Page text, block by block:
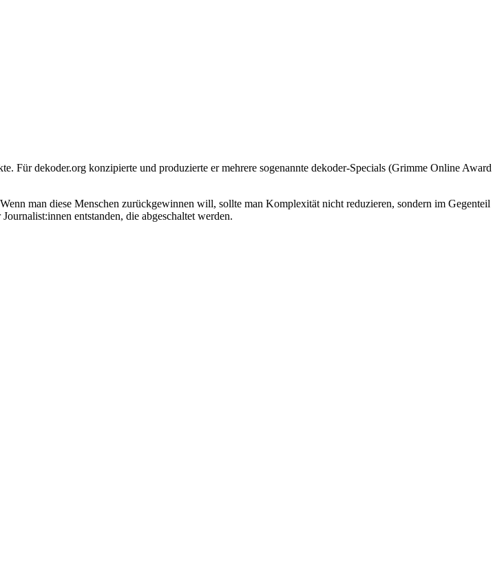
Für dekoder.org konzipierte und produzierte er mehrere sogenannte dekoder-Specials (Grimme Online Award
man diese Menschen zurückgewinnen will, sollte man Komplexität nicht reduzieren, sondern im Gegenteil
entstanden, die abgeschaltet werden.